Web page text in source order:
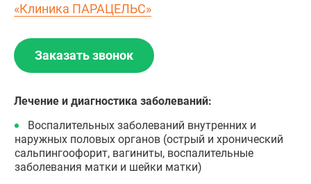
«Клиника ПАРАЦЕЛЬС»
Заказать звонок
Лечение и диагностика заболеваний:
Воспалительных заболеваний внутренних и
наружных половых органов (острый и хронический
сальпингоофорит, вагиниты, воспалительные
заболевания матки и шейки матки)